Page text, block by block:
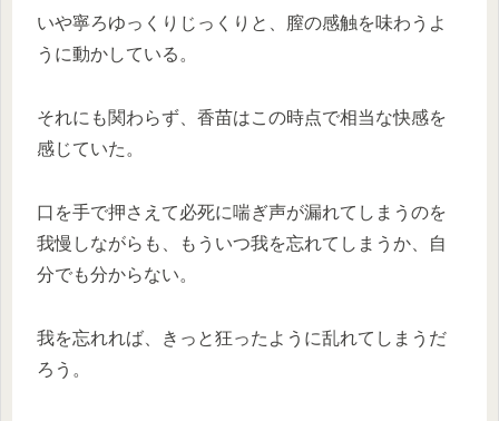
いや寧ろゆっくりじっくりと、膣の感触を味わうよ
うに動かしている。
それにも関わらず、香苗はこの時点で相当な快感を
感じていた。
口を手で押さえて必死に喘ぎ声が漏れてしまうのを
我慢しながらも、もういつ我を忘れてしまうか、自
分でも分からない。
我を忘れれば、きっと狂ったように乱れてしまうだ
ろう。